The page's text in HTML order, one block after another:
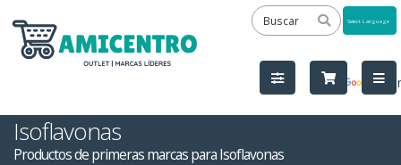
by
Isoflavonas
Productos de primeras marcas para Isoflavonas